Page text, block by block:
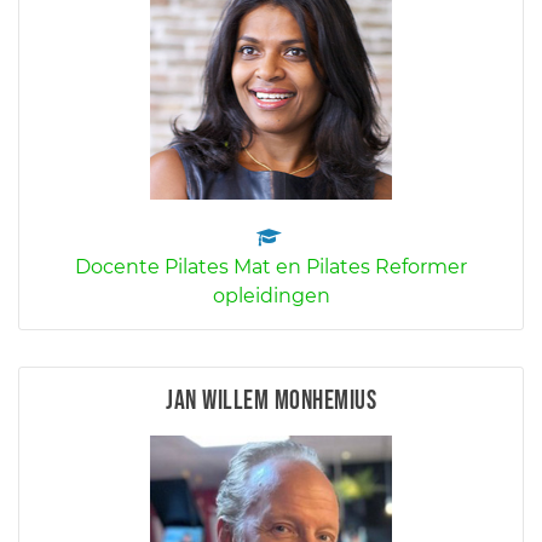
Docente Pilates Mat en Pilates Reformer
opleidingen
Jan Willem Monhemius